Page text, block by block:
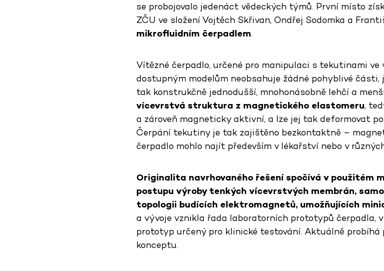
se probojovalo jedenáct vědeckých týmů. První místo
ZČU ve složení Vojtěch Skřivan, Ondřej Sodomka a
mikrofluidním čerpadlem.
Vítězné čerpadlo, určené pro manipulaci s tekutinami ve
dostupným modelům neobsahuje žádné pohyblivé části,
tak konstrukčně jednodušší, mnohonásobně lehčí a
vícevrstvá struktura z magnetického elastomeru,
a zároveň magneticky aktivní, a lze jej tak deformovat
Čerpání tekutiny je tak zajištěno bezkontaktně –
čerpadlo mohlo najít především v lékařství nebo v
Originalita navrhovaného řešení spočívá v použitém
postupu výroby tenkých vícevrstvých membrán,
topologii budících elektromagnetů, umožňujících
a vývoje vznikla řada laboratorních prototypů čerpadla,
prototyp určený pro klinické testování. Aktuálně
konceptu.